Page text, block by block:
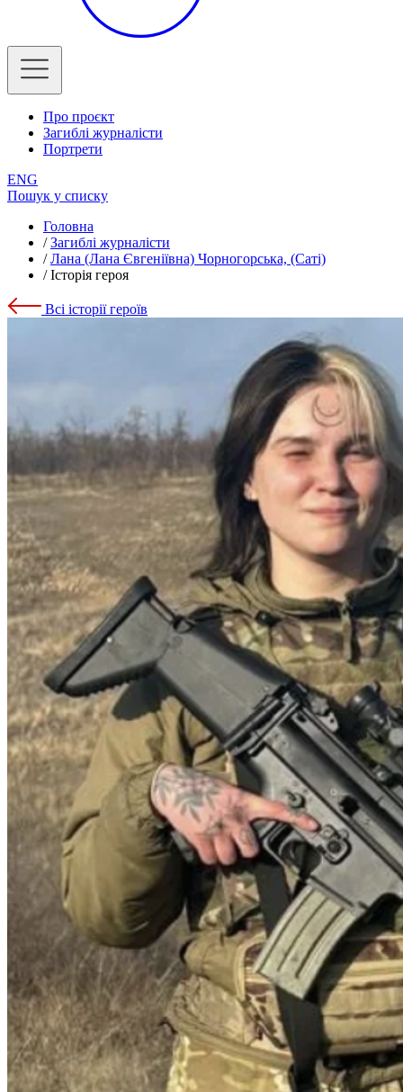
Про проєкт
Загиблі журналісти
Портрети
ENG
Пошук у списку
Головна
/Загиблі журналісти
/Лана (Лана Євгеніївна) Чорногорська, (Саті)
/Історія героя
Всі історії героїв